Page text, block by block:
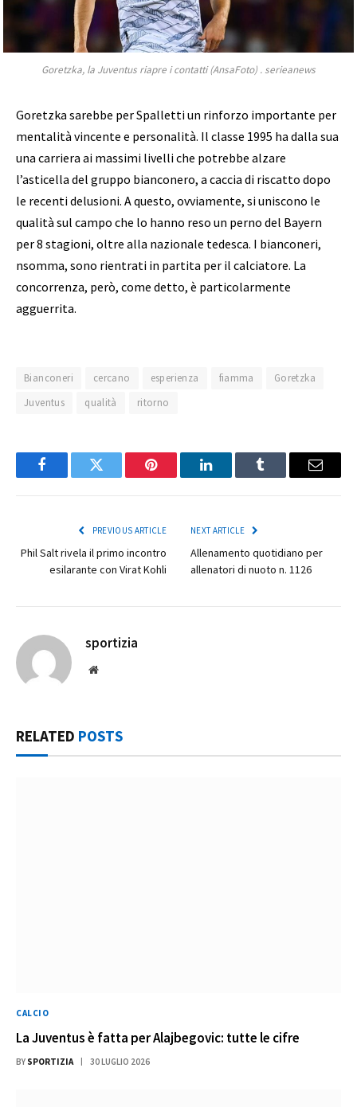
Goretzka, la Juventus riapre i contatti (AnsaFoto) . serieanews
Goretzka sarebbe per Spalletti un rinforzo importante per
mentalità vincente e personalità. Il classe 1995 ha dalla sua
una carriera ai massimi livelli che potrebbe alzare
l’asticella del gruppo bianconero, a caccia di riscatto dopo
le recenti delusioni. A questo, ovviamente, si uniscono le
qualità sul campo che lo hanno reso un perno del Bayern
per 8 stagioni, oltre alla nazionale tedesca. I bianconeri,
nsomma, sono rientrati in partita per il calciatore. La
concorrenza, però, come detto, è particolarmente
agguerrita.
Bianconeri cercano esperienza fiamma
Goretzka
Juventus
qualità ritorno
FacebookTwitter Pinterest LinkedInTumblr Email
PREVIOUS ARTICLE
Phil Salt rivela il primo incontro
esilarante con Virat Kohli
NEXT ARTICLE
Allenamento quotidiano per
allenatori di nuoto n. 1126
sportizia
Website
RELATED POSTS
CALCIO
La Juventus è fatta per Alajbegovic: tutte le cifre
BY SPORTIZIA 30 LUGLIO 2026